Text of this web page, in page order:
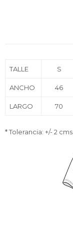
TALLE S
ANCHO 46
LARGO 70
* Tolerancia: +/- 2 cms.